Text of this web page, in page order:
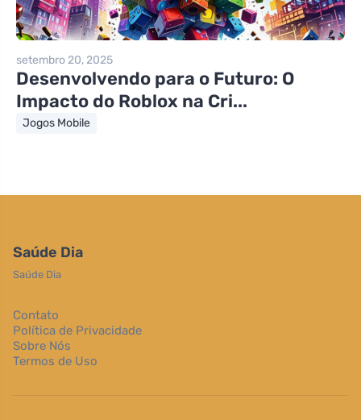
setembro 20, 2025
Desenvolvendo para o Futuro: O
Impacto do Roblox na Cri...
Jogos Mobile
Saúde Dia
Saúde Dia
Contato
Política de Privacidade
Sobre Nós
Termos de Uso